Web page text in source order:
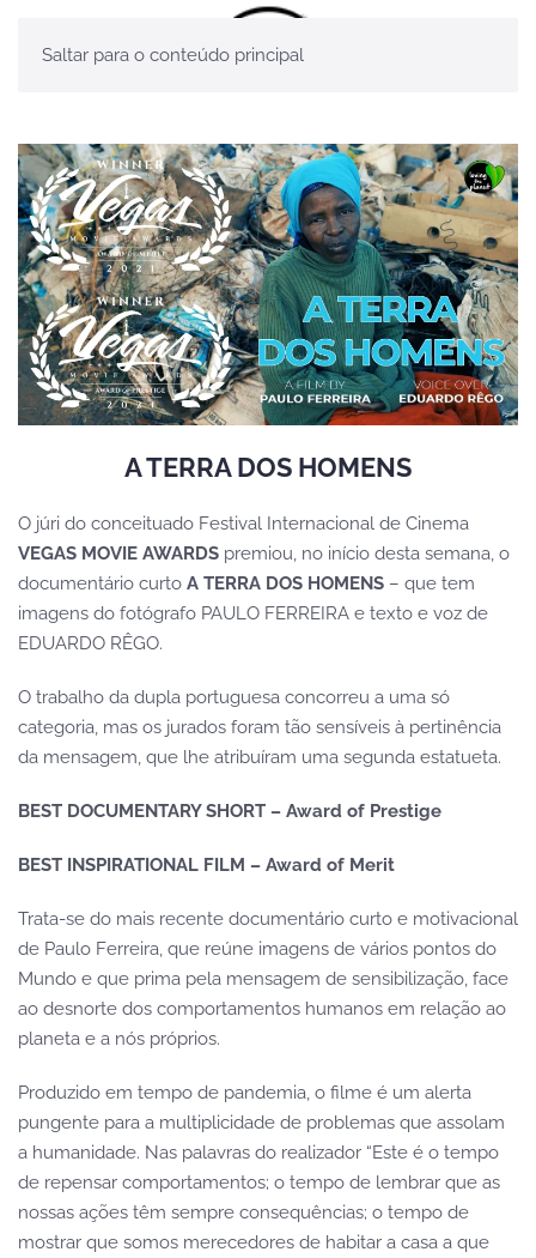
Saltar para o conteúdo principal
A TERRA DOS HOMENS
O júri do conceituado Festival Internacional de Cinema
VEGAS MOVIE AWARDS premiou, no início desta semana, o
documentário curto A TERRA DOS HOMENS – que tem
imagens do fotógrafo PAULO FERREIRA e texto e voz de
EDUARDO RÊGO.
O trabalho da dupla portuguesa concorreu a uma só
categoria, mas os jurados foram tão sensíveis à pertinência
da mensagem, que lhe atribuíram uma segunda estatueta.
BEST DOCUMENTARY SHORT – Award of Prestige
BEST INSPIRATIONAL FILM – Award of Merit
Trata-se do mais recente documentário curto e motivacional
de Paulo Ferreira, que reúne imagens de vários pontos do
Mundo e que prima pela mensagem de sensibilização, face
ao desnorte dos comportamentos humanos em relação ao
planeta e a nós próprios.
Produzido em tempo de pandemia, o filme é um alerta
pungente para a multiplicidade de problemas que assolam
a humanidade. Nas palavras do realizador “Este é o tempo
de repensar comportamentos; o tempo de lembrar que as
nossas ações têm sempre consequências; o tempo de
mostrar que somos merecedores de habitar a casa a que